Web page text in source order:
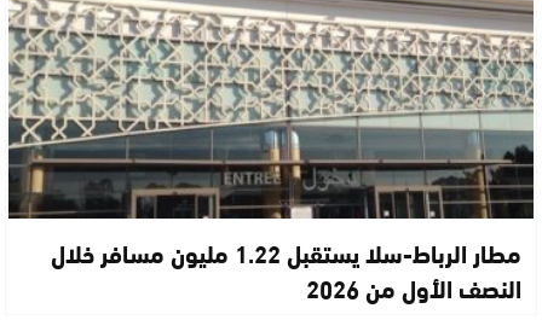
مطار الرباط-سلا يستقبل 1.22 مليون مسافر خلال
النصف الأول من 2026